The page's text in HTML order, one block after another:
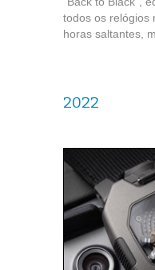
todos os relógios
horas saltantes,
2022